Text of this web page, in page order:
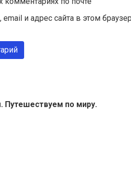
email и адрес сайта в этом
Путешествуем по миру.